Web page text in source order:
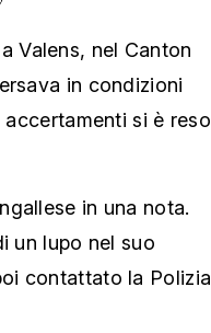
Valens, nel Canton
in condizioni
si è reso
in una nota.
un lupo nel suo
contattato la Polizia